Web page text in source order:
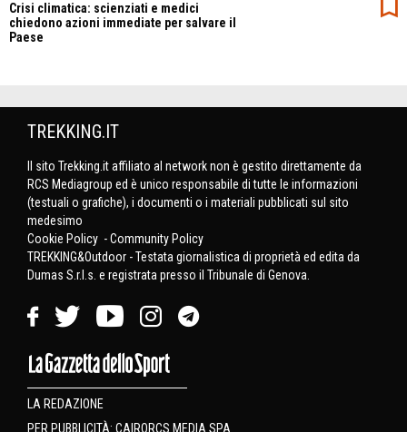
Crisi climatica: scienziati e medici
chiedono azioni immediate per salvare il
Paese
TREKKING.IT
Il sito Trekking.it affiliato al network non è gestito direttamente da
RCS Mediagroup ed è unico responsabile di tutte le informazioni
(testuali o grafiche), i documenti o i materiali pubblicati sul sito
medesimo
Cookie Policy -Community Policy
TREKKING&Outdoor - Testata giornalistica di proprietà ed edita da
Dumas S.r.l.s. e registrata presso il Tribunale di Genova.
LA REDAZIONE
PER PUBBLICITÀ: CAIRORCS MEDIA SPA